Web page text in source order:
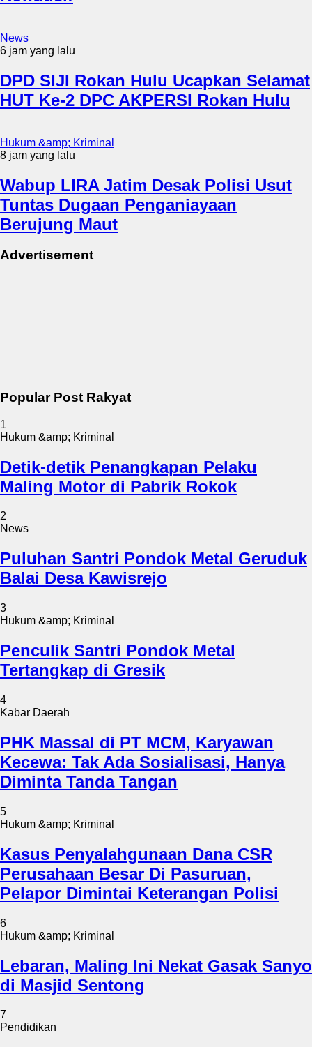
News
6 jam yang lalu
DPD SIJI Rokan Hulu Ucapkan Selamat
HUT Ke-2 DPC AKPERSI Rokan Hulu
Hukum &amp; Kriminal
8 jam yang lalu
Wabup LIRA Jatim Desak Polisi Usut
Tuntas Dugaan Penganiayaan
Berujung Maut
Advertisement
Popular Post Rakyat
1
Hukum &amp; Kriminal
Detik-detik Penangkapan Pelaku
Maling Motor di Pabrik Rokok
2
News
Puluhan Santri Pondok Metal Geruduk
Balai Desa Kawisrejo
3
Hukum &amp; Kriminal
Penculik Santri Pondok Metal
Tertangkap di Gresik
4
Kabar Daerah
PHK Massal di PT MCM, Karyawan
Kecewa: Tak Ada Sosialisasi, Hanya
Diminta Tanda Tangan
5
Hukum &amp; Kriminal
Kasus Penyalahgunaan Dana CSR
Perusahaan Besar Di Pasuruan,
Pelapor Dimintai Keterangan Polisi
6
Hukum &amp; Kriminal
Lebaran, Maling Ini Nekat Gasak Sanyo
di Masjid Sentong
7
Pendidikan